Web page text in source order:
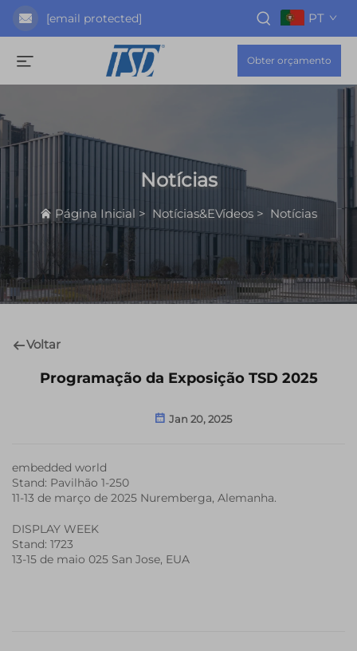
[email protected] PT
Obter orçamento
Notícias
Página Inicial > Notícias&EVídeos > Notícias
Voltar
Programação da Exposição TSD 2025
Jan 20, 2025
embedded world
Stand: Pavilhão 1-250
11-13 de março de 2025 Nuremberga, Alemanha.
DISPLAY WEEK
Stand: 1723
13-15 de maio 025 San Jose, EUA